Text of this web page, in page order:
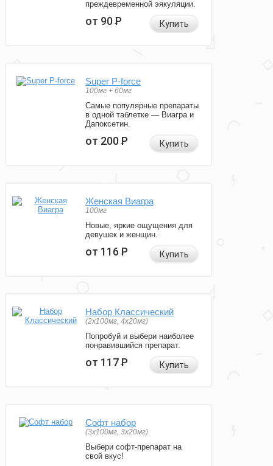
преждевременной эякуляции.
от 90Р Купить
Super P-force
100мг + 60мг
Самые популярные препараты
в одной таблетке — Виагра и
Дапоксетин.
от 200Р Купить
Женская Виагра
100мг
Новые, яркие ощущения для
девушек и женщин.
от 116Р Купить
Набор Классический
(2x100мг, 4x20мг)
Попробуй и выбери наиболее
понравившийся препарат.
от 117Р Купить
Софт набор
(3x100мг, 3x20мг)
Выбери софт-препарат на
свой вкус!